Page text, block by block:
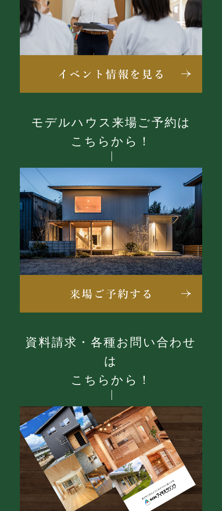
モデルハウス来場ご予約は
こちらから！
資料請求・各種お問い合わせ
は
こちらから！